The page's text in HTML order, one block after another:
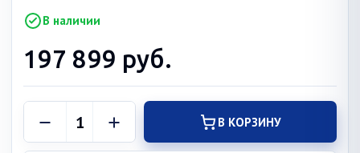
В наличии
197 899 руб.
В КОРЗИНУ